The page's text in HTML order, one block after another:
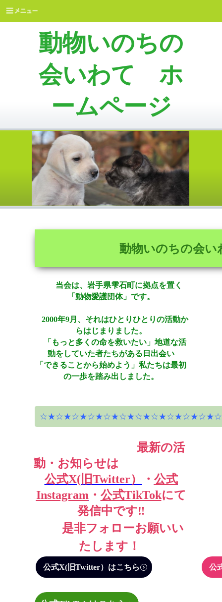
動物いのちの
会いわて ホ
ームページ
動物いのちの会い
当会は、岩手県雫石町に拠点を置く
「動物愛護団体」です。
2000年9月、それはひとりひとりの活動か
らはじまりました。
「もっと多くの命を救いたい」地道な活
動をしていた者たちがある日出会い
「できることから始めよう」私たちは最初
の一歩を踏み出しました。
最新の活
動・お知らせは
公式X(旧Twitter）
・ 公式
Instagram ・ 公式TikTokにて
発信中です‼
是非フォローお願いい
たします！
公式X(旧Twitter）はこちら 公